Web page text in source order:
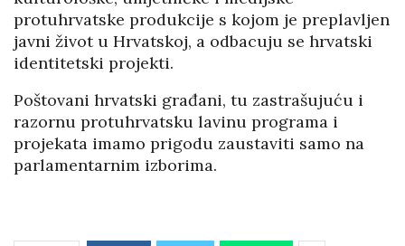
protuhrvatske produkcije s kojom je preplavljen
javni život u Hrvatskoj, a odbacuju se hrvatski
identitetski projekti.
Poštovani hrvatski građani, tu zastrašujuću i
razornu protuhrvatsku lavinu programa i
projekata imamo prigodu zaustaviti samo na
parlamentarnim izborima.